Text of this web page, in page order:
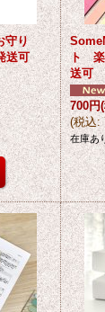
守り
送可
ト 楽
送可
700円
(税込:
在庫あ